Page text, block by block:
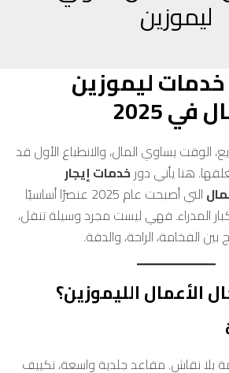
ليموزين
ليموزين
2025
الوقت يساوي المال، والانطباع الأول قد
هنا يأتي دورخدمات إيجار
التي أصبحت عام 2025 عنصرًا أساسيًا
المدراء. فهي ليست مجرد وسيلة تنقل،
الفخامة، الراحة، والدقة.
الأعمال الليموزين؟
بلا نقاش. مقاعد جلدية واسعة، تكييف